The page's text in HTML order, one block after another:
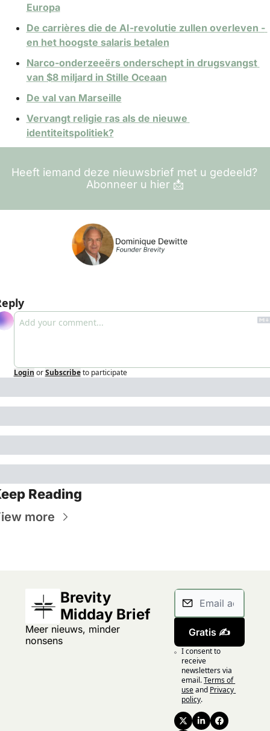
Europa
De carrières die de AI-revolutie zullen overleven -
en het hoogste salaris betalen
Narco-onderzeeërs onderschept in drugsvangst
van $8 miljard in Stille Oceaan
De val van Marseille
Vervangt religie ras als de nieuwe
identiteitspolitiek?
Heeft iemand deze nieuwsbrief met u gedeeld?
Abonneer u hier 📩
Login or Subscribe to participate
Reading
more
Brevity
Midday Brief
Meer nieuws, minder
nonsens
Gratis ✍️
I consent to
receive
newsletters via
email.Terms of
useand Privacy
policy.